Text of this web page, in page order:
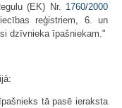
(EK) Nr. 1760/2000
reģistriem, 6. un
dzīvnieka īpašniekam."
tā pasē ieraksta